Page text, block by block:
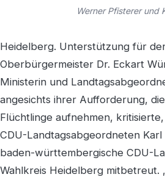
Werner Pfisterer und
Heidelberg. Unterstützung für
Oberbürgermeister Dr. Eckart
Ministerin und
angesichts ihrer Aufforderung,
Flüchtlinge aufnehmen,
CDU-Landtagsabgeordneten
baden-württembergische CDU-
Wahlkreis Heidelberg mitbetreut.